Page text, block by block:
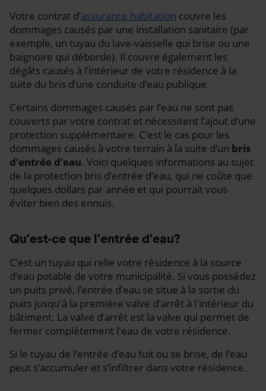
Votre contrat d’assurance habitation couvre les
dommages causés par une installation sanitaire (par
exemple, un tuyau du lave-vaisselle qui brise ou une
baignoire qui déborde). Il couvre également les
dégâts causés à l’intérieur de votre résidence à la
suite du bris d’une conduite d’eau publique.
Certains dommages causés par l’eau ne sont pas
couverts par votre contrat et nécessitent l’ajout d’une
protection supplémentaire. C’est le cas pour les
dommages causés à votre terrain à la suite d’un bris
d’entrée d’eau. Voici quelques informations au sujet
de la protection bris d’entrée d’eau, qui ne coûte que
quelques dollars par année et qui pourrait vous
éviter bien des ennuis.
Qu’est-ce que l’entrée d’eau?
C’est un tuyau qui relie votre résidence à la source
d’eau potable de votre municipalité. Si vous possédez
un puits privé, l’entrée d’eau se situe à la sortie du
puits jusqu'à la première valve d'arrêt à l'intérieur du
bâtiment. La valve d’arrêt est la valve qui permet de
fermer complètement l'eau de votre résidence.
Si le tuyau de l’entrée d’eau fuit ou se brise, de l’eau
peut s’accumuler et s’infiltrer dans votre résidence.